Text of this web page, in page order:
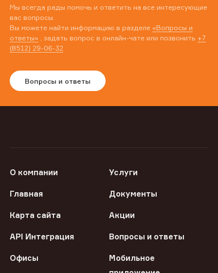
Мы всегда рады помочь и ответить на все интересующие
вас вопросы.
Вы можете найти информацию в разделе «Вопросы и
ответы» , задать вопрос в онлайн-чате или позвонить +7
(8512) 29-06-32
Вопросы и ответы
О компании Услуги
Главная Документы
Карта сайта Акции
API Интеграция Вопросы и ответы
Офисы
Мобильное